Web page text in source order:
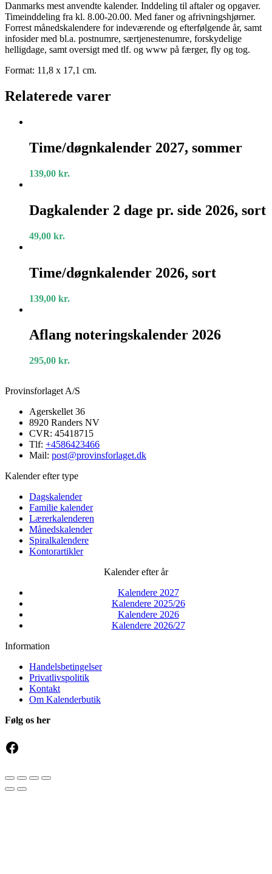
Danmarks mest anvendte kalender. Inddeling til aftaler og opgaver.
Timeinddeling fra kl. 8.00-20.00. Med faner og afrivningshjørner.
Forrest månedskalendere for indeværende og efterfølgende år, samt
infosider med bl.a. postnumre, særtjenestenumre, forskydelige
helligdage, samt oversigt med tlf. og www på færger, fly og tog.
Format: 11,8 x 17,1 cm.
Relaterede varer
2027,
sommer
Time/døgnkalender 2027, sommer
139,00 kr.
2
dage
side
Dagkalender 2 dage pr. side 2026, sort
49,00 kr.
2026,
sort
Time/døgnkalender 2026, sort
139,00 kr.
noteringskalender
2026
Aflang noteringskalender 2026
295,00 kr.
Provinsforlaget A/S
Agerskellet 36
8920 Randers NV
CVR: 45418715
Tlf: +4586423466
Mail: post@provinsforlaget.dk
Kalender efter type
Dagskalender
Familie kalender
Lærerkalenderen
Månedskalender
Spiralkalendere
Kontorartikler
Kalender efter år
Kalendere 2027
Kalendere 2025/26
Kalendere 2026
Kalendere 2026/27
Information
Handelsbetingelser
Privatlivspolitik
Kontakt
Om Kalenderbutik
Følg os her
Facebook